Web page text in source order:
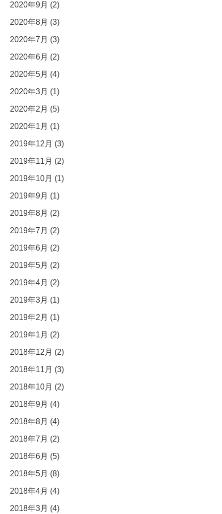
2020年9月 (2)
2020年8月 (3)
2020年7月 (3)
2020年6月 (2)
2020年5月 (4)
2020年3月 (1)
2020年2月 (5)
2020年1月 (1)
2019年12月 (3)
2019年11月 (2)
2019年10月 (1)
2019年9月 (1)
2019年8月 (2)
2019年7月 (2)
2019年6月 (2)
2019年5月 (2)
2019年4月 (2)
2019年3月 (1)
2019年2月 (1)
2019年1月 (2)
2018年12月 (2)
2018年11月 (3)
2018年10月 (2)
2018年9月 (4)
2018年8月 (4)
2018年7月 (2)
2018年6月 (5)
2018年5月 (8)
2018年4月 (4)
2018年3月 (4)